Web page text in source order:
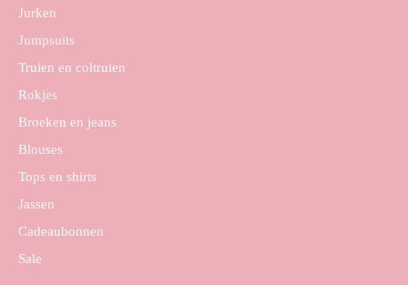
Jurken
Jumpsuits
Truien en coltruien
Rokjes
Broeken en jeans
Blouses
Tops en shirts
Jassen
Cadeaubonnen
Sale